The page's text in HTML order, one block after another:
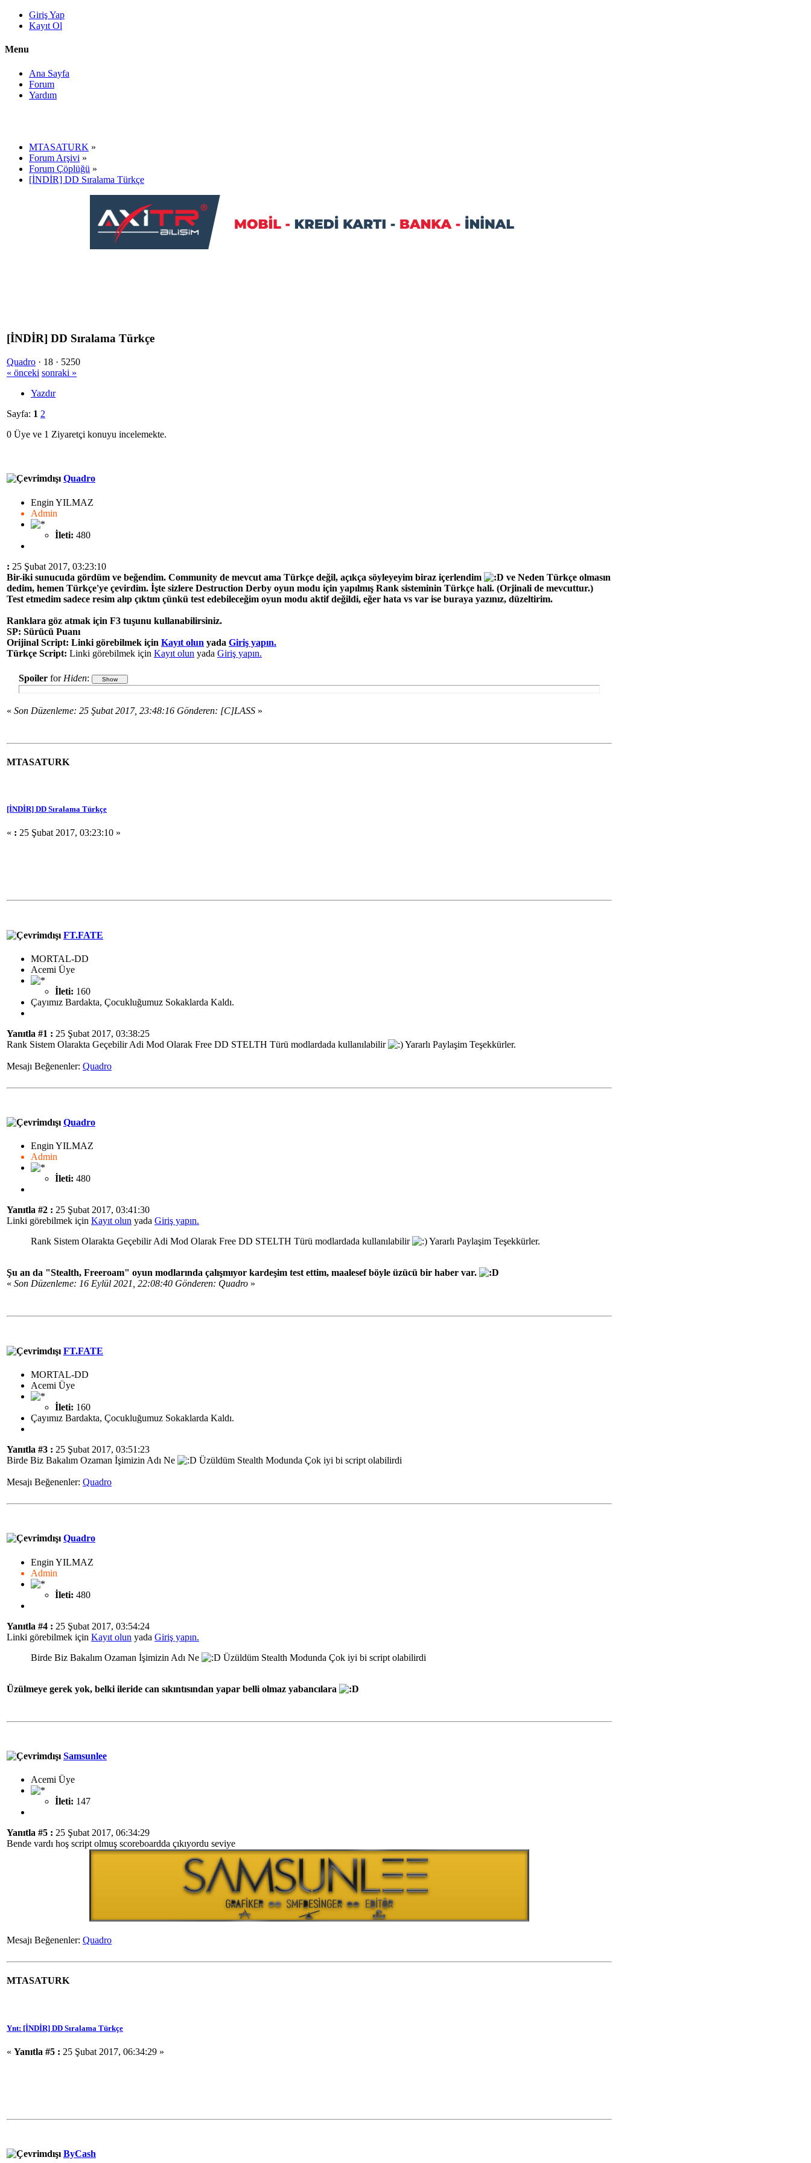
Giriş Yap
Kayıt Ol
Menu
Ana Sayfa
Forum
Yardım
MTASATURK »
Forum Arşivi »
Forum Çöplüğü »
[İNDİR] DD Sıralama Türkçe
[İNDİR] DD Sıralama Türkçe
Quadro · 18 · 5250
« önceki sonraki »
Yazdır
Sayfa: 1 2
0 Üye ve 1 Ziyaretçi konuyu incelemekte.
Quadro
Engin YILMAZ
Admin
İleti: 480
: 25 Şubat 2017, 03:23:10
Bir-iki sunucuda gördüm ve beğendim. Community de mevcut ama Türkçe değil, açıkça söyleyeyim biraz içerlendim
ve Neden Türkçe olmasın
dedim, hemen Türkçe'ye çevirdim. İşte sizlere Destruction Derby oyun modu için yapılmış Rank sisteminin Türkçe hali. (Orjinali de mevcuttur.)
Test etmedim sadece resim alıp çıktım çünkü test edebileceğim oyun modu aktif değildi, eğer hata vs var ise buraya yazınız, düzeltirim.
Ranklara göz atmak için F3 tuşunu kullanabilirsiniz.
SP: Sürücü Puanı
Orijinal Script: Linki görebilmek için Kayıt olun yada Giriş yapın.
Türkçe Script: Linki görebilmek için Kayıt olun yada Giriş yapın.
Spoiler for Hiden:
« Son Düzenleme: 25 Şubat 2017, 23:48:16 Gönderen: [C]LASS »
MTASATURK
[İNDİR] DD Sıralama Türkçe
« : 25 Şubat 2017, 03:23:10 »
FT.FATE
MORTAL-DD
Acemi Üye
İleti: 160
Çayımız Bardakta, Çocukluğumuz Sokaklarda Kaldı.
Yanıtla #1 : 25 Şubat 2017, 03:38:25
Rank Sistem Olarakta Geçebilir Adi Mod Olarak Free DD STELTH Türü modlardada kullanılabilir
Yararlı Paylaşim Teşekkürler.
Mesajı Beğenenler: Quadro
Quadro
Engin YILMAZ
Admin
İleti: 480
Yanıtla #2 : 25 Şubat 2017, 03:41:30
Linki görebilmek için Kayıt olun yada Giriş yapın.
Rank Sistem Olarakta Geçebilir Adi Mod Olarak Free DD STELTH Türü modlardada kullanılabilir
Yararlı Paylaşim Teşekkürler.
Şu an da "Stealth, Freeroam" oyun modlarında çalışmıyor kardeşim test ettim, maalesef böyle üzücü bir haber var.
« Son Düzenleme: 16 Eylül 2021, 22:08:40 Gönderen: Quadro »
FT.FATE
MORTAL-DD
Acemi Üye
İleti: 160
Çayımız Bardakta, Çocukluğumuz Sokaklarda Kaldı.
Yanıtla #3 : 25 Şubat 2017, 03:51:23
Birde Biz Bakalım Ozaman İşimizin Adı Ne
Üzüldüm Stealth Modunda Çok iyi bi script olabilirdi
Mesajı Beğenenler: Quadro
Quadro
Engin YILMAZ
Admin
İleti: 480
Yanıtla #4 : 25 Şubat 2017, 03:54:24
Linki görebilmek için Kayıt olun yada Giriş yapın.
Birde Biz Bakalım Ozaman İşimizin Adı Ne
Üzüldüm Stealth Modunda Çok iyi bi script olabilirdi
Üzülmeye gerek yok, belki ileride can sıkıntısından yapar belli olmaz yabancılara
Samsunlee
Acemi Üye
İleti: 147
Yanıtla #5 : 25 Şubat 2017, 06:34:29
Bende vardı hoş script olmuş scoreboardda çıkıyordu seviye
Mesajı Beğenenler: Quadro
MTASATURK
Ynt: [İNDİR] DD Sıralama Türkçe
« Yanıtla #5 : 25 Şubat 2017, 06:34:29 »
ByCash